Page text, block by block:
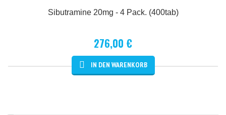
Sibutramine 20mg - 4 Pack. (400tab)
276,00 €